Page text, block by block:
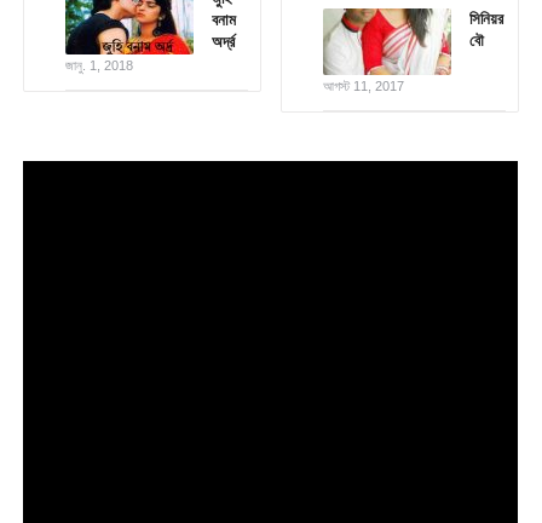
বনাম
অর্দ্র
জানু. 1, 2018
সিনিয়র
বৌ
আগস্ট 11, 2017